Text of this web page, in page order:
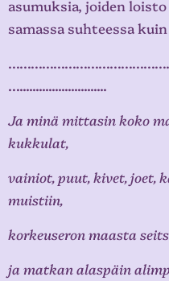
asumuksia, joiden
samassa suhteessa
…...........................
Ja minä mittasin koko
kukkulat,
vainiot, puut, kivet, joet,
muistiin,
korkeuseron maasta
ja matkan alaspäin